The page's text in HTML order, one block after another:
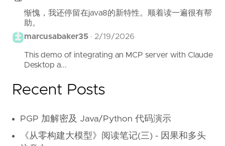
惭愧，我还停留在java8的新特性。顺着读一遍很有帮
助。
marcusabaker35 · 2/19/2026
This demo of integrating an MCP server with Claude
Desktop a...
Recent Posts
PGP 加解密及 Java/Python 代码演示
《从零构建大模型》阅读笔记(三) - 因果和多头